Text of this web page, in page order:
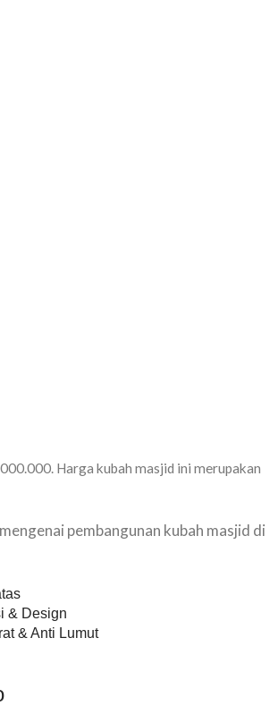
Harga kubah masjid ini merupakan
pembangunan kubah masjid di
& Design
& Anti Lumut